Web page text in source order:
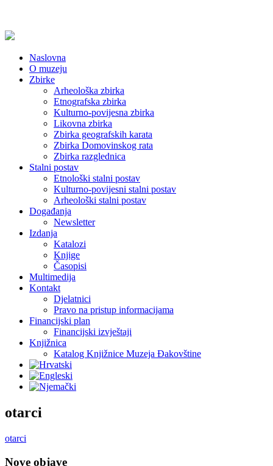
Naslovna
O muzeju
Zbirke
Arheološka zbirka
Etnografska zbirka
Kulturno-povijesna zbirka
Likovna zbirka
Zbirka geografskih karata
Zbirka Domovinskog rata
Zbirka razglednica
Stalni postav
Etnološki stalni postav
Kulturno-povijesni stalni postav
Arheološki stalni postav
Događanja
Newsletter
Izdanja
Katalozi
Knjige
Časopisi
Multimedija
Kontakt
Djelatnici
Pravo na pristup informacijama
Financijski plan
Financijski izvještaji
Knjižnica
Katalog Knjižnice Muzeja Đakovštine
otarci
otarci
Nove objave